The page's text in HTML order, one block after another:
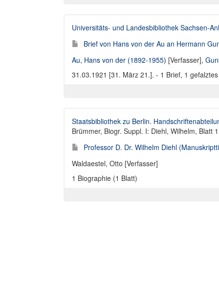
Universitäts- und Landesbibliothek Sachsen-
Brief von Hans von der Au an Hermann
Au, Hans von der (1892-1955) [Verfasser],
31.03.1921 [31. März 21.]. - 1 Brief, 1
Staatsbibliothek zu Berlin.
Brümmer, Biogr. Suppl. I: Diehl, Wilhelm, Blatt 1
Professor D. Dr. Wilhelm Diehl
Waldaestel, Otto [Verfasser]
1 Biographie (1 Blatt)